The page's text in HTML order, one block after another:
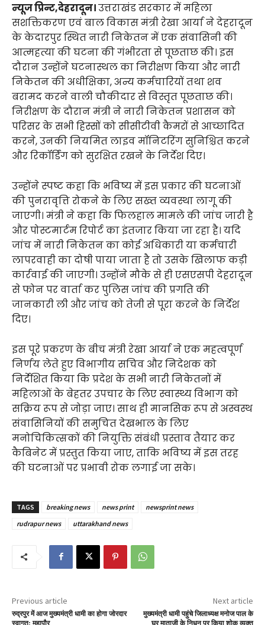
न्यूज प्रिन्ट,देहरादून।उत्तराखंड सरकार में महिला
सशक्तिकरण एवं बाल विकास मंत्री रेखा आर्या ने देहरादून
के केदारपुर स्थित नारी निकेतन में एक संवासिनी की
आत्महत्या की घटना की गंभीरता से पूछताछ की। इस
दौरान उन्होंने घटनास्थल का निरीक्षण किया और नारी
निकेतन की अधीक्षिका, अन्य कर्मचारियों तथा शव
बरामद करने वाली चौकीदार से विस्तृत पूछताछ की।
निरीक्षण के दौरान मंत्री ने नारी निकेतन प्रशासन को
परिसर के सभी हिस्सों को सीसीटीवी कैमरों से आच्छादित
करने, उनकी नियमित लाइव मॉनिटरिंग सुनिश्चित करने
और रिकॉर्डिंग को सुरक्षित रखने के निर्देश दिए।
उन्होंने स्पष्ट कहा कि भविष्य में इस प्रकार की घटनाओं
की पुनरावृत्ति रोकने के लिए सख्त व्यवस्था लागू की
जाएगी। मंत्री ने कहा कि फिलहाल मामले की जांच जारी है
और पोस्टमार्टम रिपोर्ट का इंतजार किया जा रहा है। यदि
जांच में नारी निकेतन का कोई अधिकारी या कर्मचारी
लापरवाही का दोषी पाया जाता है तो उसके खिलाफ कड़ी
कार्रवाई की जाएगी। उन्होंने मौके से ही एसएसपी देहरादून
से फोन पर वार्ता कर पुलिस जांच की प्रगति की
जानकारी ली और जांच को तेजी से पूरा करने के निर्देश
दिए।
इस पूरे प्रकरण के बीच मंत्री रेखा आर्या ने एक महत्वपूर्ण
निर्णय लेते हुए विभागीय सचिव और निदेशक को
निर्देशित किया कि प्रदेश के सभी नारी निकेतनों में
महिलाओं के बेहतर उपचार के लिए स्वास्थ्य विभाग को
सक्रिय रूप से जोड़ा जाए। साथ ही मानसिक रूप से अस्वस्थ
संवासिनियों की समुचित देखभाल के लिए
मनोचिकित्सकों की नियुक्ति संबंधी प्रस्ताव तैयार कर
कैबिनेट में प्रस्तुत किया जाए, ताकि भविष्य में इस तरह
की घटनाओं पर प्रभावी रोक लगाई जा सके।
TAGS breaking news news print
newsprint news
rudrapur news
uttarakhand news
Previous article
रुद्रपुर में आज मुख्यमंत्री धामी का होगा जोरदार
Next article
मुख्यमंत्री धामी पहुंचे जिलाध्यक्ष मनोज पाल के